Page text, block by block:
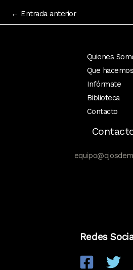
← Entrada anterior
Quienes
Que hacemos
Infórmate
Biblioteca
Contacto
Redes